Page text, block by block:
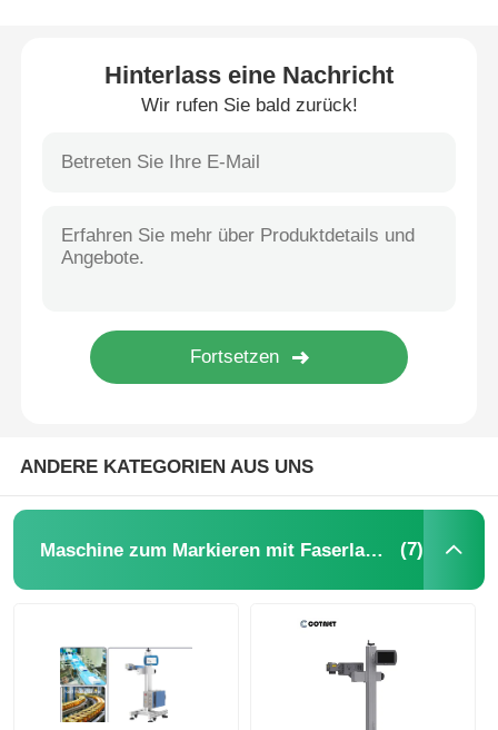
Industrielle Tintenpatronen
Verpackungsmaschine
Hinterlass eine Nachricht
Wir rufen Sie bald zurück!
ANDERE KATEGORIEN AUS UNS
Maschine zum Markieren mit Faserlaser (7)